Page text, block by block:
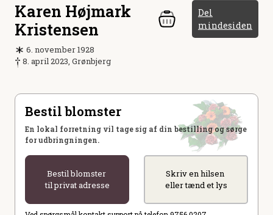
Karen Højmark
Kristensen
Del
mindesiden
6. november 1928
8. april 2023, Grønbjerg
Bestil blomster
En lokal forretning vil tage sig af din bestilling og sørge
for udbringningen.
Bestil blomster
til privat adresse
Skriv en hilsen
eller tænd et lys